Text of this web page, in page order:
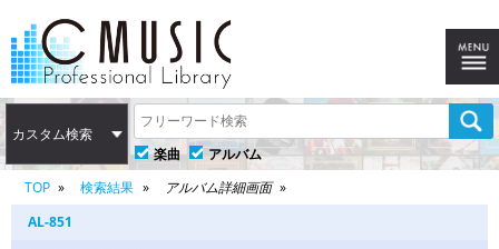
カスタム検索
楽曲
アルバム
TOP
検索結果
アルバム詳細画面
AL-851